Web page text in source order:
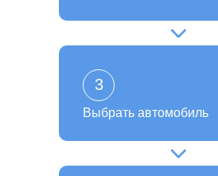
Выбрать автомобиль
3